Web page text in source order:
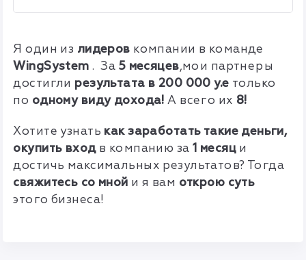
Я один из лидеров компании в команде
WingSystem . За 5 месяцев,мои партнеры
достигли результата в 200 000 у.е только
по одному виду дохода!А всего их 8!
Хотите узнать как заработать такие деньги,
окупить входв компанию за 1 месяци
достичь максимальных результатов? Тогда
свяжитесь со мной и я вам открою суть
этого бизнеса!